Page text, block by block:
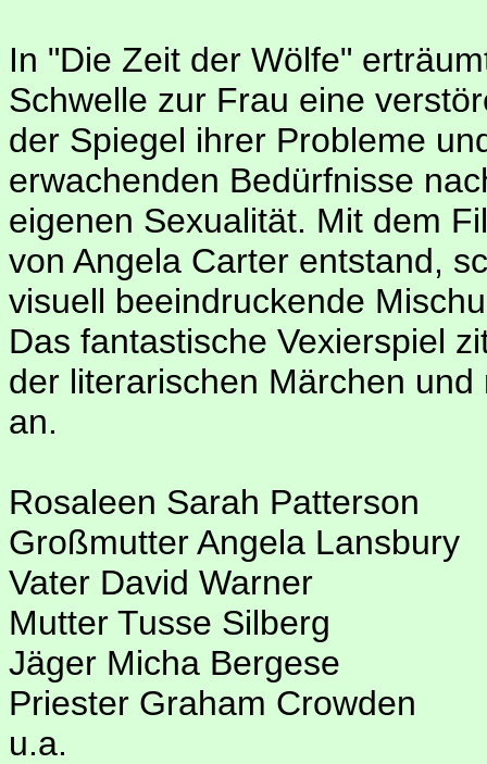
In "Die Zeit der Wölfe"
Schwelle zur Frau eine
der Spiegel ihrer Probleme
erwachenden Bedürfnisse
eigenen Sexualität. Mit dem
von Angela Carter entstand,
visuell beeindruckende
Das fantastische Vexierspiel
der literarischen Märchen
an.
Rosaleen Sarah Patterson
Großmutter Angela Lansbury
Vater David Warner
Mutter Tusse Silberg
Jäger Micha Bergese
Priester Graham Crowden
u.a.